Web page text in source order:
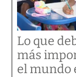
Lo que
más
el mundo